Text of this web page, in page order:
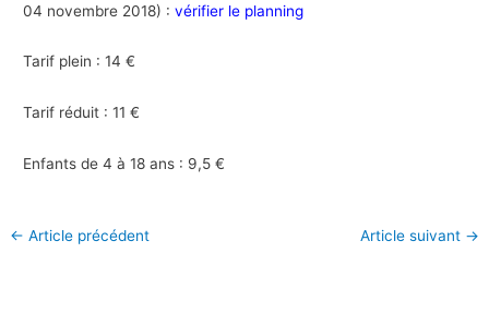
04 novembre 2018) :vérifier le planning
Tarif plein : 14 €
Tarif réduit : 11 €
Enfants de 4 à 18 ans : 9,5 €
← Article précédent Article suivant →